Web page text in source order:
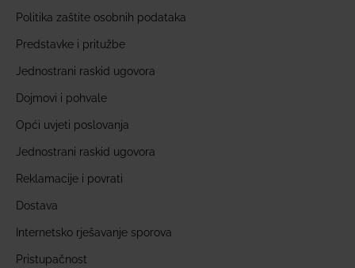
Politika zaštite osobnih podataka
Predstavke i pritužbe
Jednostrani raskid ugovora
Dojmovi i pohvale
Opći uvjeti poslovanja
Jednostrani raskid ugovora
Reklamacije i povrati
Dostava
Internetsko rješavanje sporova
Pristupačnost